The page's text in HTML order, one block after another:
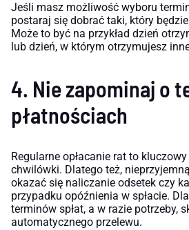
Jeśli masz możliwość wyboru
postaraj się dobrać taki, który
Może to być na przykład dzień
lub dzień, w którym otrzymujesz
4. Nie zapominaj o
płatnościach
Regularne opłacanie rat to
chwilówki. Dlatego też,
okazać się naliczanie odsetek czy
przypadku opóźnienia w spłacie.
terminów spłat, a w razie potrzeby,
automatycznego przelewu.